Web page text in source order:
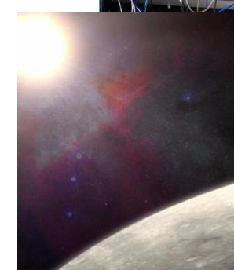
НИЯУ МИФИ